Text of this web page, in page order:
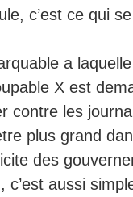
c’est ce qui
a laquelle
X est
contre les
plus grand
des
c’est aussi